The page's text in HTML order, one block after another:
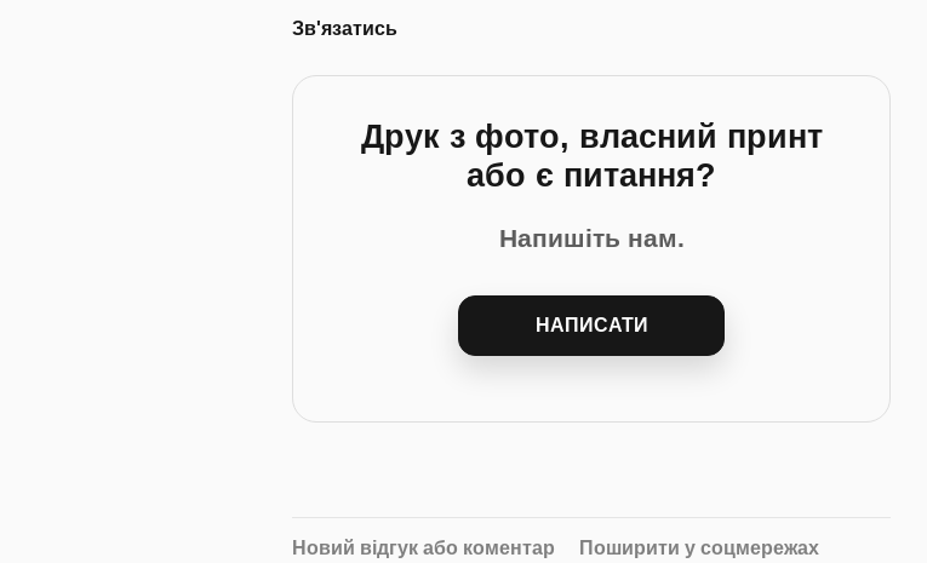
Зв'язатись
Друк з фото, власний принт
або є питання?
Напишіть нам.
НАПИСАТИ
Новий відгук або коментар Поширити у соцмережах